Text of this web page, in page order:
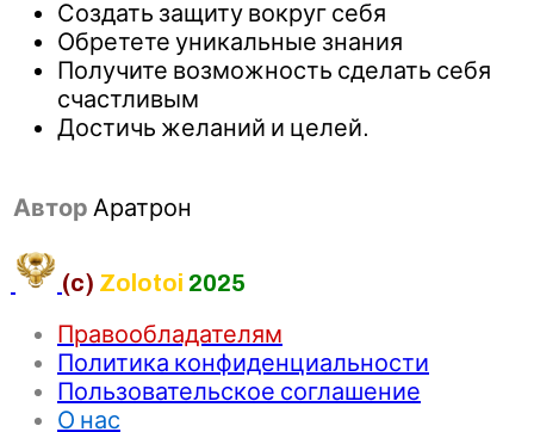
Создать защиту вокруг себя
Обретете уникальные знания
Получите возможность сделать себя
счастливым
Достичь желаний и целей.
Автор Аратрон
(c) Zolotoi 2025
Правообладателям
Политика конфиденциальности
Пользовательское соглашение
О нас